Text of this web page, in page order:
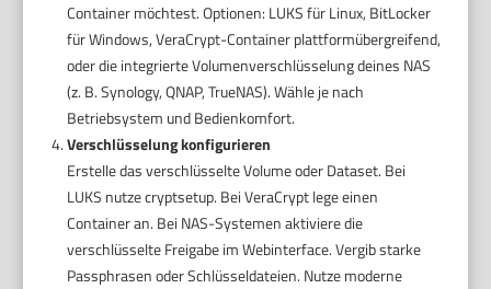
Container möchtest. Optionen: LUKS für Linux, BitLocker
für Windows, VeraCrypt-Container plattformübergreifend,
oder die integrierte Volumenverschlüsselung deines NAS
(z. B. Synology, QNAP, TrueNAS). Wähle je nach
Betriebsystem und Bedienkomfort.
Verschlüsselung konfigurieren
Erstelle das verschlüsselte Volume oder Dataset. Bei
LUKS nutze cryptsetup. Bei VeraCrypt lege einen
Container an. Bei NAS-Systemen aktiviere die
verschlüsselte Freigabe im Webinterface. Vergib starke
Passphrasen oder Schlüsseldateien. Nutze moderne